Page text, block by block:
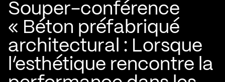
Souper-conférence
« Béton préfabriqué
architectural : Lorsque
l’esthétique rencontre la